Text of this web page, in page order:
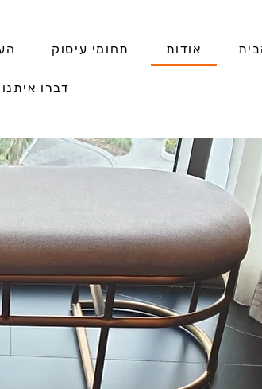
אודות תחומי עיסוק
דברו איתנו